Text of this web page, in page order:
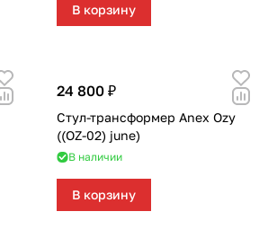
В корзину
24 800 ₽
Стул-трансформер Anex Ozy
((OZ-02) june)
В наличии
В корзину